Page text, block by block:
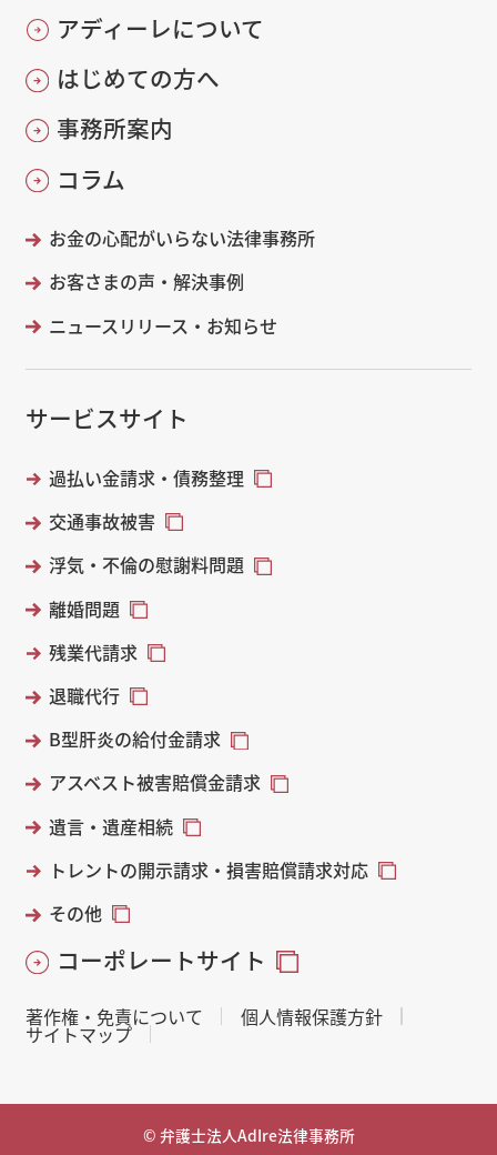
アディーレについて
はじめての方へ
事務所案内
コラム
お金の心配がいらない法律事務所
お客さまの声・解決事例
ニュースリリース・お知らせ
サービスサイト
過払い金請求・債務整理
交通事故被害
浮気・不倫の慰謝料問題
離婚問題
残業代請求
退職代行
B型肝炎の給付金請求
アスベスト被害賠償金請求
遺言・遺産相続
トレントの開示請求・損害賠償請求対応
その他
コーポレートサイト
著作権・免責について 個人情報保護方針
サイトマップ
© 弁護士法人AdIre法律事務所